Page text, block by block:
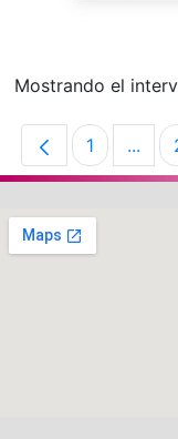
Mostrando el
Página
1 ...